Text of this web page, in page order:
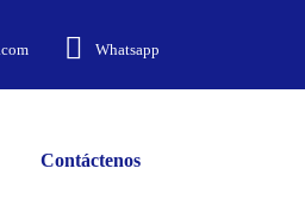
Whatsapp
Contáctenos